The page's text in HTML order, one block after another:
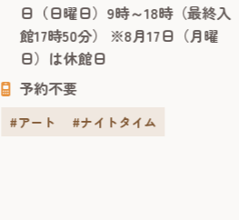
で丁寧に再現された絵からは、その
土地の空気が感じられます。 今回の
会場となる「旧福岡県公会堂貴賓
館」は、1910年、九州沖縄八県連合
治43年には皇族の宿泊所としても使
日（日曜日）9時～18時（最終入
館17時50分） ※8月17日（月曜
日）は休館日
予約不要
#アート #ナイトタイム